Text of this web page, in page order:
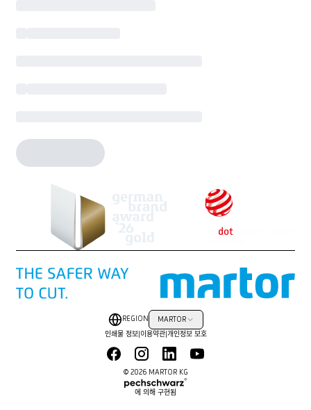
© 2026 MARTOR KG
에 의해 구현됨
REGION MARTOR
인쇄물 정보 이용약관| 개인정보 보호